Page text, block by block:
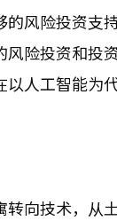
风险投资支
险投资和投
人工智能为
向技术，从